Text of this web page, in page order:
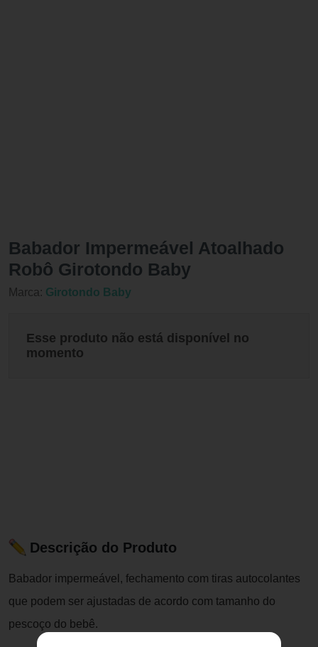
Babador Impermeável Atoalhado
Robô Girotondo Baby
Marca: Girotondo Baby
Esse produto não está disponível no
momento
Descrição do Produto
Babador impermeável, fechamento com tiras autocolantes
que podem ser ajustadas de acordo com tamanho do
pescoço do bebê.